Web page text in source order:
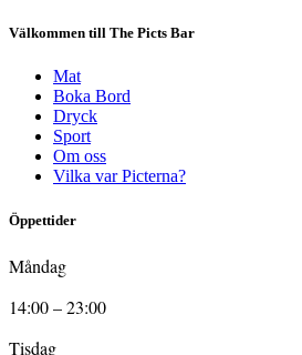
Välkommen till The Picts Bar
Mat
Boka Bord
Dryck
Sport
Om oss
Vilka var Picterna?
Öppettider
Måndag
14:00 – 23:00
Tisdag